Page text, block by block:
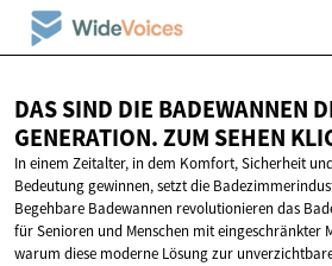
DAS SIND DIE BADEWANNEN
GENERATION. ZUM SEHEN
In einem Zeitalter, in dem Komfort, Sicherheit
Bedeutung gewinnen, setzt die
Begehbare Badewannen revolutionieren das
für Senioren und Menschen mit eingeschränkter
warum diese moderne Lösung zur